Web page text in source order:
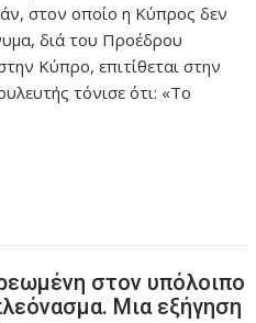
στον οποίο η Κύπρος δεν
διά του Προέδρου
Κύπρο, επιτίθεται στην
τόνισε ότι: «Το
στον υπόλοιπο
Μια εξήγηση